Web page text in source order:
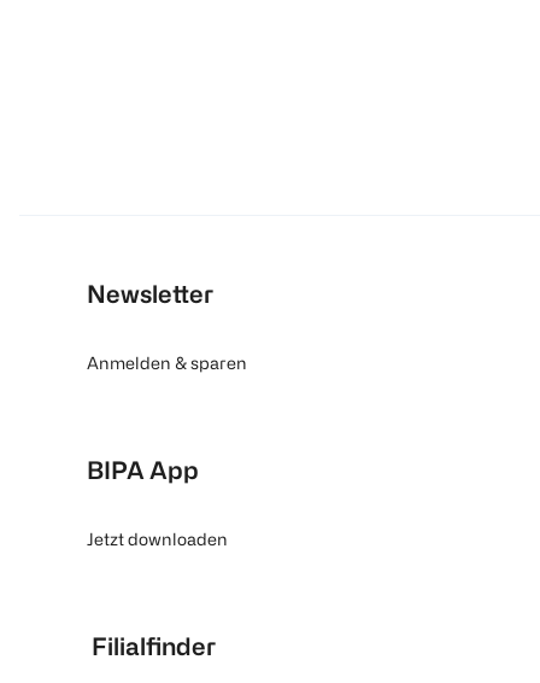
Newsletter
Anmelden & sparen
BIPA App
Jetzt downloaden
Filialfinder